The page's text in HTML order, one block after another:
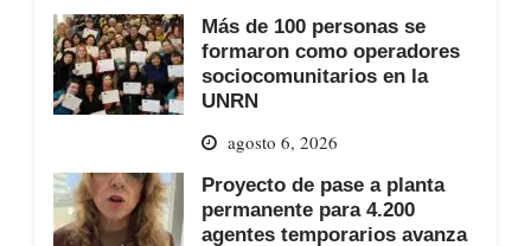
Más de 100 personas se
formaron como operadores
sociocomunitarios en la
UNRN
agosto 6, 2026
Proyecto de pase a planta
permanente para 4.200
agentes temporarios avanza